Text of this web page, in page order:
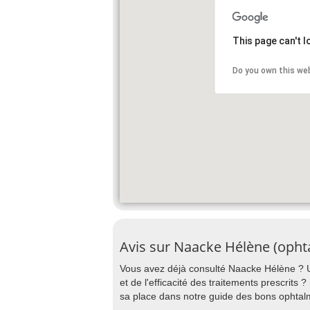
This page can't
Do you own this
Avis sur Naacke Hélène
Vous avez déjà consulté Naacke Hélène
et de l'efficacité des traitements prescrits
sa place dans notre guide des bons